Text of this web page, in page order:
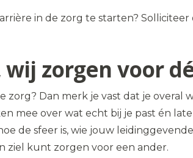
in de zorg te starten?
wij zorgen voor
Dan merk je vast dat je overal
mee over wat echt bij je past én
de sfeer is, wie jouw
ziel kunt zorgen voor een ander.